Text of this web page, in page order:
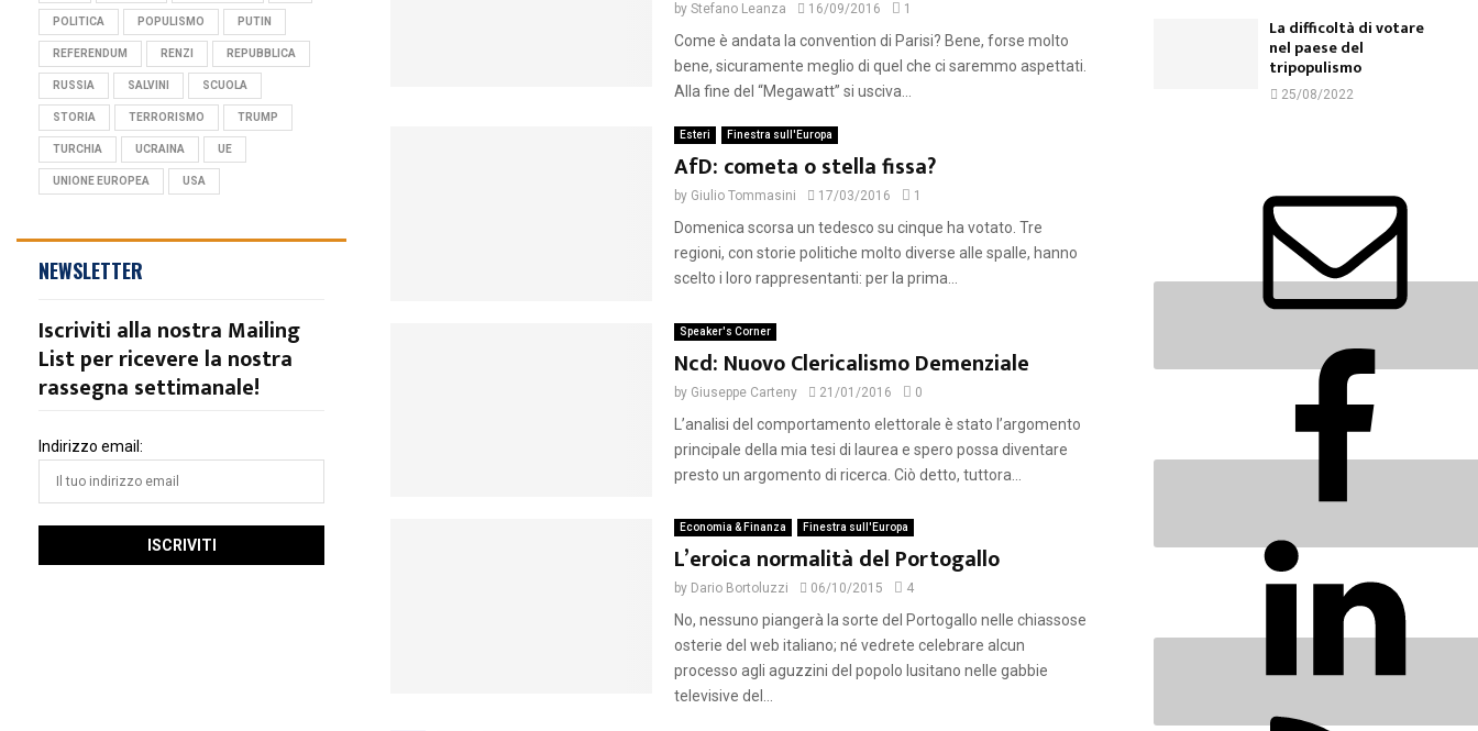
by Stefano Leanza 16/09/2016 1
Come è andata la convention di Parisi? Bene, forse molto
bene, sicuramente meglio di quel che ci saremmo aspettati.
Alla fine del “Megawatt” si usciva...
Esteri Finestra sull'Europa
AfD: cometa o stella fissa?
by Giulio Tommasini 17/03/2016 1
Domenica scorsa un tedesco su cinque ha votato. Tre
regioni, con storie politiche molto diverse alle spalle, hanno
scelto i loro rappresentanti: per la prima...
Speaker's Corner
Ncd: Nuovo Clericalismo Demenziale
by Giuseppe Carteny 21/01/2016 0
L’analisi del comportamento elettorale è stato l’argomento
principale della mia tesi di laurea e spero possa diventare
presto un argomento di ricerca. Ciò detto, tuttora...
Economia & Finanza Finestra sull'Europa
L’eroica normalità del Portogallo
by Dario Bortoluzzi 06/10/2015 4
No, nessuno piangerà la sorte del Portogallo nelle chiassose
osterie del web italiano; né vedrete celebrare alcun
processo agli aguzzini del popolo lusitano nelle gabbie
televisive del...
POLITICA POPULISMO PUTIN
REFERENDUM RENZI REPUBBLICA
RUSSIA SALVINI SCUOLA
STORIA TERRORISMO TRUMP
TURCHIA UCRAINA UE
UNIONE EUROPEA USA
NEWSLETTER
Iscriviti alla nostra Mailing
List per ricevere la nostra
rassegna settimanale!
Indirizzo email:
La difficoltà di votare
nel paese del
tripopulismo
25/08/2022